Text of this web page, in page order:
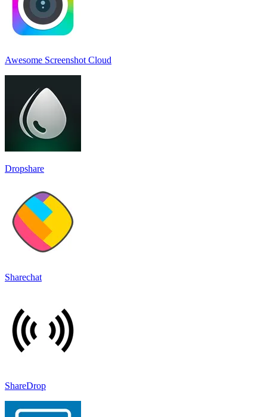
Awesome Screenshot Cloud
Dropshare
Sharechat
ShareDrop